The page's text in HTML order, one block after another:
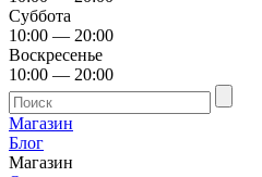
Суббота
10:00 — 20:00
Воскресенье
10:00 — 20:00
Магазин
Блог
Магазин